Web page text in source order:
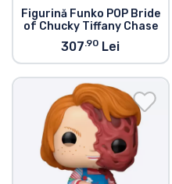
Figurină Funko POP Bride
of Chucky Tiffany Chase
307.90 Lei